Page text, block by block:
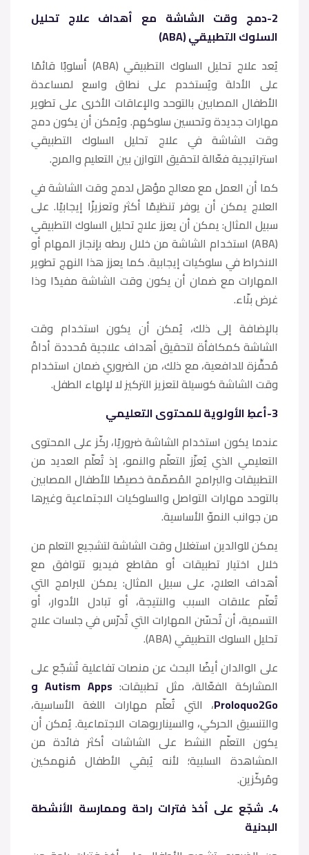
2-دمج وقت الشاشة مع أهداف علاج تحليل
السلوك التطبيقي (ABA)
يُعد علاج تحليل السلوك التطبيقي (ABA) أسلوبًا قائمًا
على الأدلة ويُستخدم على نطاق واسع لمساعدة
الأطفال المصابين بالتوحد والإعاقات الأخرى على تطوير
مهارات جديدة وتحسين سلوكهم. ويُمكن أن يكون دمج
وقت الشاشة في علاج تحليل السلوك التطبيقي
استراتيجية فعّالة لتحقيق التوازن بين التعليم والمرح.
كما أن العمل مع معالج مؤهل لدمج وقت الشاشة في
العلاج يمكن أن يوفر تنظيمًا أكثر وتعزيزًا إيجابيًا. على
سبيل المثال: يمكن أن يعزز علاج تحليل السلوك التطبيقي
(ABA) استخدام الشاشة من خلال ربطه بإنجاز المهام أو
الانخراط في سلوكيات إيجابية. كما يعزز هذا النهج تطوير
المهارات مع ضمان أن يكون وقت الشاشة مفيدًا وذا
غرض بنّاء.
بالإضافة إلى ذلك، يُمكن أن يكون استخدام وقت
الشاشة كمكافأة لتحقيق أهداف علاجية مُحددة أداةً
مُحفِّزة للدافعية، مع ذلك، من الضروري ضمان استخدام
وقت الشاشة كوسيلة لتعزيز التركيز لا لإلهاء الطفل.
3-أعطِ الأولوية للمحتوى التعليمي
عندما يكون استخدام الشاشة ضروريًا، ركّز على المحتوى
التعليمي الذي يُعزّز التعلّم والنمو، إذ تُعلّم العديد من
التطبيقات والبرامج المُصمّمة خصيصًا للأطفال المصابين
بالتوحد مهارات التواصل والسلوكيات الاجتماعية وغيرها
من جوانب النموّ الأساسية.
يمكن للوالدين استغلال وقت الشاشة لتشجيع التعلم من
خلال اختيار تطبيقات أو مقاطع فيديو تتوافق مع
أهداف العلاج، على سبيل المثال: يمكن للبرامج التي
تُعلّم علاقات السبب والنتيجة، أو تبادل الأدوار، أو
التسمية، أن تُحسّن المهارات التي تُدرّس في جلسات علاج
تحليل السلوك التطبيقي (ABA).
على الوالدان أيضًا البحث عن منصات تفاعلية تُشجّع على
المشاركة الفعّالة، مثل تطبيقات:
Autism Apps و
Proloquo2Go، التي تُعلّم مهارات اللغة الأساسية،
والتنسيق الحركي، والسيناريوهات الاجتماعية. يُمكن أن
يكون التعلّم النشط على الشاشات أكثر فائدة من
المشاهدة السلبية؛ لأنه يُبقي الأطفال مُنهمكين
ومُركّزين.
4ـ شجّع على أخذ فترات راحة وممارسة الأنشطة
البدنية